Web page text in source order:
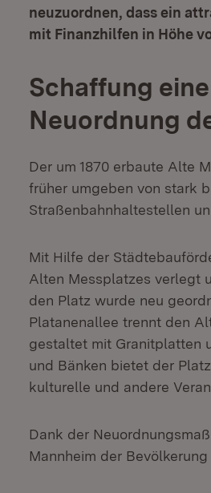
neuzuordnen, dass ein
mit Finanzhilfen in Höhe
Schaffung
Neuordnung
Der um 1870 erbaute Alte
früher umgeben von stark
Straßenbahnhaltestellen
Mit Hilfe der
Alten Messplatzes verlegt
den Platz wurde neu
Platanenallee trennt den
gestaltet mit Granitplatten
und Bänken bietet der
kulturelle und andere
Dank der
Mannheim der